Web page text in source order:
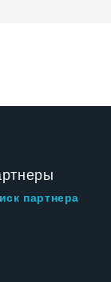
партнера